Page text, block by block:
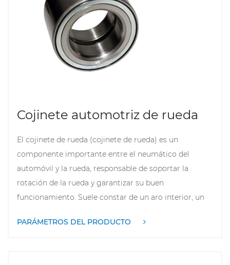
velocidad y entornos complejos. Además, estos
rodamientos están diseñados para reducir el ruido y
la vibración para mejorar la comodidad y el
rendimiento del vehículo. La inspección y el
reemplazo regulares de los cojinetes tensores y
Cojinete automotriz de rueda
El cojinete de rueda (cojinete de rueda) es un
componente importante entre el neumático del
automóvil y la rueda, responsable de soportar la
rotación de la rueda y garantizar su buen
funcionamiento. Suele constar de un aro interior, un
rodillos) y una jaula. La función principal de los
PARÁMETROS DEL PRODUCTO